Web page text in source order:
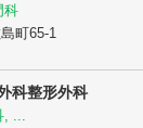
科
町65-1
科整形外科
...